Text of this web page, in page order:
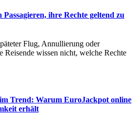
ihre Rechte geltend zu
Flug, Annullierung oder
Reisende wissen nicht, welche Rechte
Trend: Warum EuroJackpot online
erhält